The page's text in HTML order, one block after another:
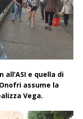
e quella di
assume la
Vega.